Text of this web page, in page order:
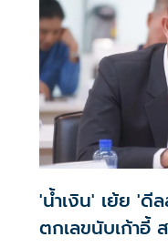
'น้ำเงิน' เย้ย 'ดีล
ตกเลขนับเก้าอี้